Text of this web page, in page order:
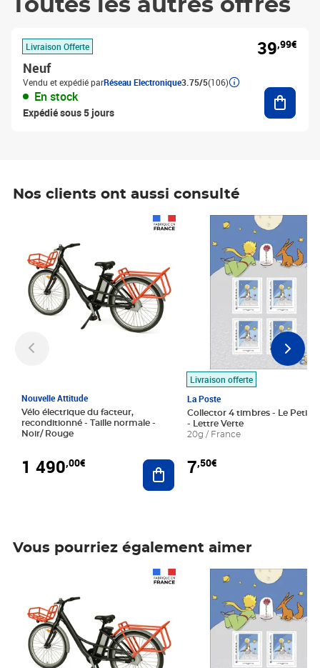
Toutes les autres offres
Livraison Offerte
Neuf
Vendu et expédié parRéseau Electronique3.75/5(106)
En stock
Expédié sous 5 jours
39,99€
Nos clients ont aussi consulté
Nouvelle Attitude
Vélo électrique du facteur,
reconditionné - Taille normale -
Noir/ Rouge
1 490,00€ Ajouter au panier
Livraison offerte
La Poste
Collector 4 timbres - Le Petit
- Lettre Verte
20g / France
7,50€
Prix 7,50€
Vous pourriez également aimer
Prix 7,50€